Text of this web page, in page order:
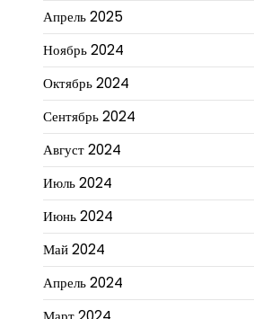
Апрель 2025
Ноябрь 2024
Октябрь 2024
Сентябрь 2024
Август 2024
Июль 2024
Июнь 2024
Май 2024
Апрель 2024